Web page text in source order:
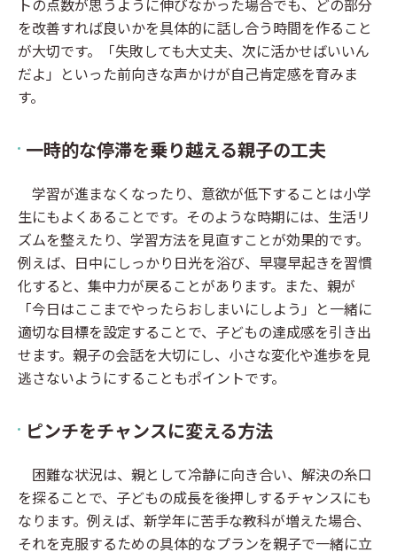
トの点数が思うように伸びなかった場合でも、どの部分
を改善すれば良いかを具体的に話し合う時間を作ること
が大切です。「失敗しても大丈夫、次に活かせばいいん
だよ」といった前向きな声かけが自己肯定感を育みま
す。
一時的な停滞を乗り越える親子の工夫
学習が進まなくなったり、意欲が低下することは小学
生にもよくあることです。そのような時期には、生活リ
ズムを整えたり、学習方法を見直すことが効果的です。
例えば、日中にしっかり日光を浴び、早寝早起きを習慣
化すると、集中力が戻ることがあります。また、親が
「今日はここまでやったらおしまいにしよう」と一緒に
適切な目標を設定することで、子どもの達成感を引き出
せます。親子の会話を大切にし、小さな変化や進歩を見
逃さないようにすることもポイントです。
ピンチをチャンスに変える方法
困難な状況は、親として冷静に向き合い、解決の糸口
を探ることで、子どもの成長を後押しするチャンスにも
なります。例えば、新学年に苦手な教科が増えた場合、
それを克服するための具体的なプランを親子で一緒に立